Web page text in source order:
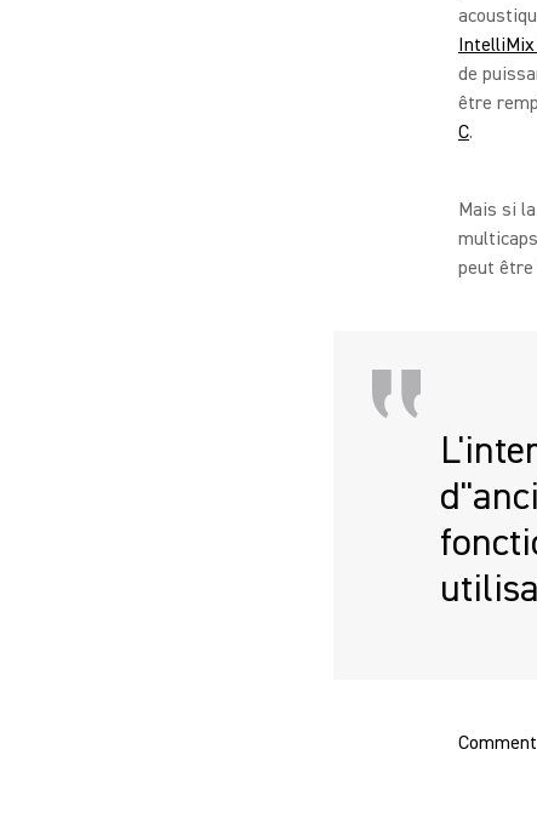
IntelliMix
de
être
C.
Mais si
peut